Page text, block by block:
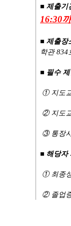
■ 제출기
16:30
■ 제출장
학관 834
■ 필수
① 지도
② 지도
③ 통장
■ 해당자
① 최종
② 졸업